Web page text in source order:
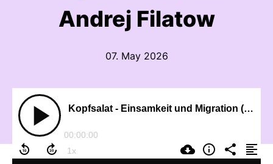
Andrej Filatow
07. May 2026
Kopfsalat - Einsamkeit und Migration (1) mit Andrej Filatow
00:00:00